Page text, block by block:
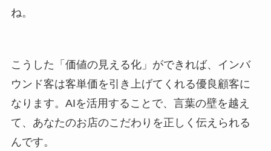
ね。
こうした「価値の見える化」ができれば、インバ
ウンド客は客単価を引き上げてくれる優良顧客に
なります。AIを活用することで、言葉の壁を越え
て、あなたのお店のこだわりを正しく伝えられる
んです。